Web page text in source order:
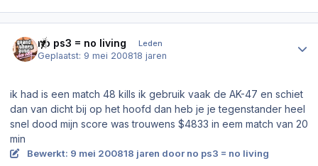
no ps3 = no living Leden
Geplaatst: 9 mei 200818 jaren
ik had is een match 48 kills ik gebruik vaak de AK-47 en schiet
dan van dicht bij op het hoofd dan heb je je tegenstander heel
snel dood mijn score was trouwens $4833 in eem match van 20
min
Bewerkt: 9 mei 200818 jaren door no ps3 = no living